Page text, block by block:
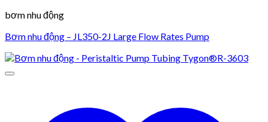
bơm nhu động
Bơm nhu động – JL350-2J Large Flow Rates Pump